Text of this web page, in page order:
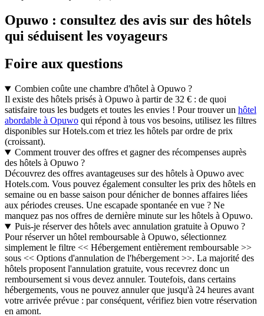
Opuwo : consultez des avis sur des hôtels
qui séduisent les voyageurs
Foire aux questions
Combien coûte une chambre d'hôtel à Opuwo ?
Il existe des hôtels prisés à Opuwo à partir de 32 € : de quoi
satisfaire tous les budgets et toutes les envies ! Pour trouver un hôtel
abordable à Opuwo qui répond à tous vos besoins, utilisez les filtres
disponibles sur Hotels.com et triez les hôtels par ordre de prix
(croissant).
Comment trouver des offres et gagner des récompenses auprès
des hôtels à Opuwo ?
Découvrez des offres avantageuses sur des hôtels à Opuwo avec
Hotels.com. Vous pouvez également consulter les prix des hôtels en
semaine ou en basse saison pour dénicher de bonnes affaires liées
aux périodes creuses. Une escapade spontanée en vue ? Ne
manquez pas nos offres de dernière minute sur les hôtels à Opuwo.
Puis-je réserver des hôtels avec annulation gratuite à Opuwo ?
Pour réserver un hôtel remboursable à Opuwo, sélectionnez
simplement le filtre << Hébergement entièrement remboursable >>
sous << Options d'annulation de l'hébergement >>. La majorité des
hôtels proposent l'annulation gratuite, vous recevrez donc un
remboursement si vous devez annuler. Toutefois, dans certains
hébergements, vous ne pouvez annuler que jusqu'à 24 heures avant
votre arrivée prévue : par conséquent, vérifiez bien votre réservation
en amont.